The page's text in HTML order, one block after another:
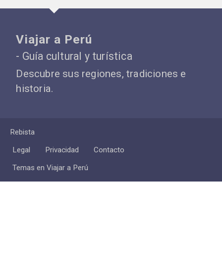
Viajar a Perú
- Guía cultural y turística
Descubre sus regiones, tradiciones e
historia.
Rebista
Legal
Privacidad
Contacto
Temas en Viajar a Perú